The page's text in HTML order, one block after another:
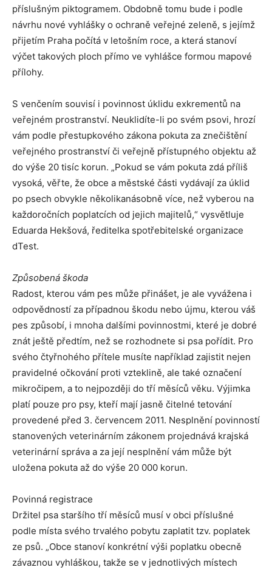
příslušným piktogramem. Obdobně tomu bude i podle
návrhu nové vyhlášky o ochraně veřejné zeleně, s jejímž
přijetím Praha počítá v letošním roce, a která stanoví
výčet takových ploch přímo ve vyhlášce formou mapové
přílohy.
S venčením souvisí i povinnost úklidu exkrementů na
veřejném prostranství. Neuklidíte-li po svém psovi, hrozí
vám podle přestupkového zákona pokuta za znečištění
veřejného prostranství či veřejně přístupného objektu až
do výše 20 tisíc korun. „Pokud se vám pokuta zdá příliš
vysoká, věřte, že obce a městské části vydávají za úklid
po psech obvykle několikanásobně více, než vyberou na
každoročních poplatcích od jejich majitelů,“ vysvětluje
Eduarda Hekšová, ředitelka spotřebitelské organizace
dTest.
Způsobená škoda
Radost, kterou vám pes může přinášet, je ale vyvážena i
odpovědností za případnou škodu nebo újmu, kterou váš
pes způsobí, i mnoha dalšími povinnostmi, které je dobré
znát ještě předtím, než se rozhodnete si psa pořídit. Pro
svého čtyřnohého přítele musíte například zajistit nejen
pravidelné očkování proti vzteklině, ale také označení
mikročipem, a to nejpozději do tří měsíců věku. Výjimka
platí pouze pro psy, kteří mají jasně čitelné tetování
provedené před 3. červencem 2011. Nesplnění povinností
stanovených veterinárním zákonem projednává krajská
veterinární správa a za její nesplnění vám může být
uložena pokuta až do výše 20 000 korun.
Povinná registrace
Držitel psa staršího tří měsíců musí v obci příslušné
podle místa svého trvalého pobytu zaplatit tzv. poplatek
ze psů. „Obce stanoví konkrétní výši poplatku obecně
závaznou vyhláškou, takže se v jednotlivých místech